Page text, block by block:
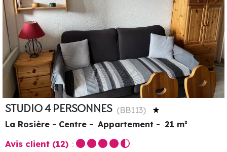
STUDIO 4 PERSONNES (BB113)
La Rosière - Centre
Appartement 21 m²
Avis client (12)